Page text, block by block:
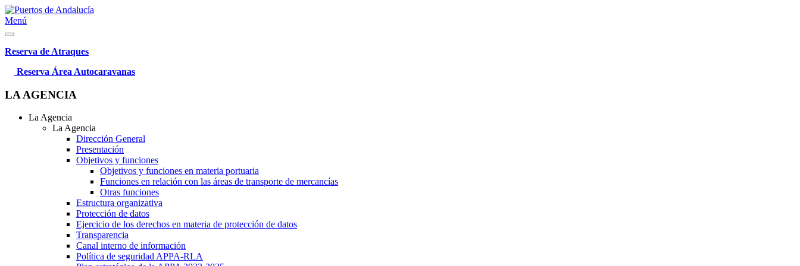
Menú
Reserva de Atraques
Reserva Área Autocaravanas
LA AGENCIA
La Agencia
La Agencia
Dirección General
Presentación
Objetivos y funciones
Objetivos y funciones en materia portuaria
Funciones en relación con las áreas de transporte de mercancías
Otras funciones
Estructura organizativa
Protección de datos
Ejercicio de los derechos en materia de protección de datos
Transparencia
Canal interno de información
Política de seguridad APPA-RLA